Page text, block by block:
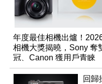
年度最佳相機出爐！
相機大獎揭曉，Sony 奪
冠、Canon 獲用戶青睞
回歸